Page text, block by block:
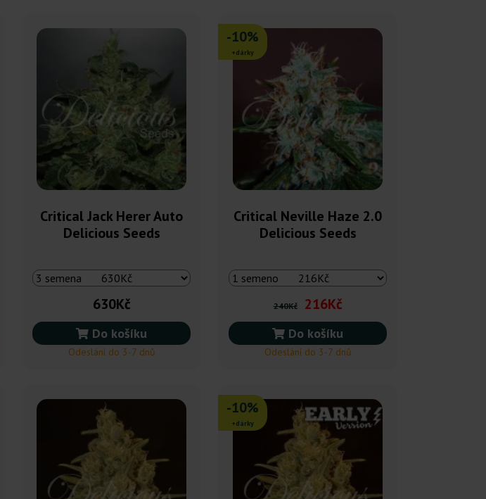
Critical Jack Herer Auto
Delicious Seeds
630Kč
Do košíku
Odeslání do 3-7 dnů
-10%
+dárky
Critical Neville Haze 2.0
Delicious Seeds
240Kč 216Kč
Do košíku
Odeslání do 3-7 dnů
-10%
+dárky